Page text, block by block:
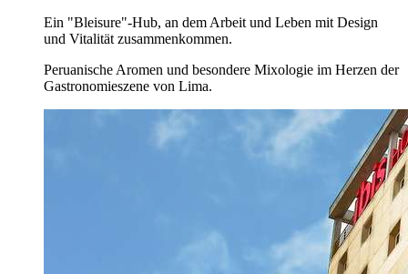
Ein "Bleisure"-Hub, an dem Arbeit und Leben mit Design
und Vitalität zusammenkommen.
Peruanische Aromen und besondere Mixologie im Herzen der
Gastronomieszene von Lima.